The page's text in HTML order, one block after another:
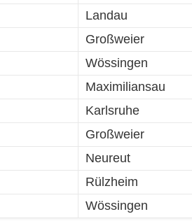
Landau
Großweier
Wössingen
Maximiliansau
Karlsruhe
Großweier
Neureut
Rülzheim
Wössingen